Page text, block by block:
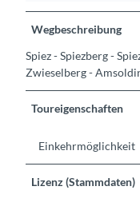
Wegbeschreibung
Spiez - Spiezberg -
Zwieselberg -
Toureigenschaften
Einkehrmöglichkeit
Lizenz (Stammdaten)